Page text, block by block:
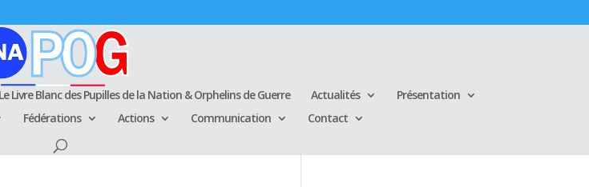
Le Livre Blanc des Pupilles de la Nation & Orphelins de Guerre Actualités
Présentation
Fédérations Actions Communication Contact